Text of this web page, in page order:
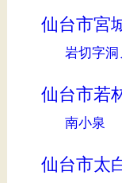
仙台市宮
岩切字洞
仙台市若
南小泉
仙台市太